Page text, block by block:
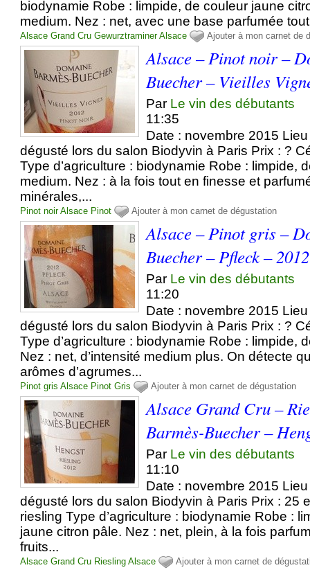
biodynamie Robe : limpide, de couleur jaune
medium. Nez : net, avec une base parfumée
Alsace Grand Cru Gewurztraminer Alsace Ajouter à mon carnet de
Alsace – Pinot noir –
Buecher – Vieilles
Par Le vin des débutants
11:35
Date : novembre 2015
dégusté lors du salon Biodyvin à Paris Prix : ?
Type d’agriculture : biodynamie Robe : limpide,
medium. Nez : à la fois tout en finesse et
minérales,...
Pinot noir Alsace Pinot Ajouter à mon carnet de dégustation
Alsace – Pinot gris –
Buecher – Pfleck – 2012
Par Le vin des débutants
11:20
Date : novembre 2015
dégusté lors du salon Biodyvin à Paris Prix : ?
Type d’agriculture : biodynamie Robe : limpide,
Nez : net, d’intensité medium plus. On détecte
arômes d’agrumes...
Pinot gris Alsace Pinot Gris Ajouter à mon carnet de dégustation
Alsace Grand Cru –
Barmès-Buecher –
Par Le vin des débutants
11:10
Date : novembre 2015
dégusté lors du salon Biodyvin à Paris Prix : 25
riesling Type d’agriculture : biodynamie Robe :
jaune citron pâle. Nez : net, plein, à la fois
fruits...
Alsace Grand Cru Riesling Alsace Ajouter à mon carnet de